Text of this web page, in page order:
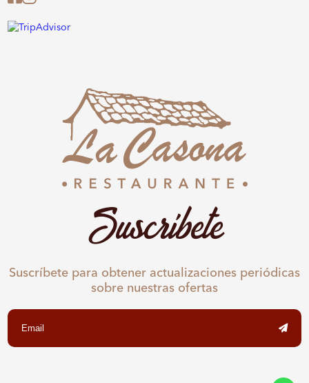
Suscríbete
Suscríbete para obtener actualizaciones periódicas
sobre nuestras ofertas